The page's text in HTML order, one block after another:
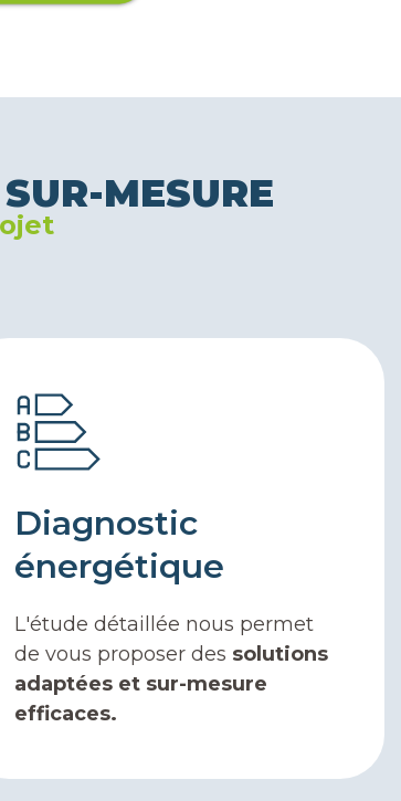
MESURE
Diagnostic
énergétique
L'étude détaillée nous permet
de vous proposer des solutions
adaptées et sur-mesure
efficaces.